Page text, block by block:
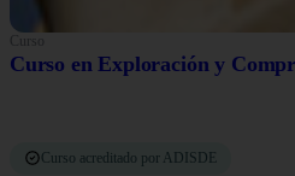
Curso
Curso en Exploración y
Curso acreditado por ADISDE